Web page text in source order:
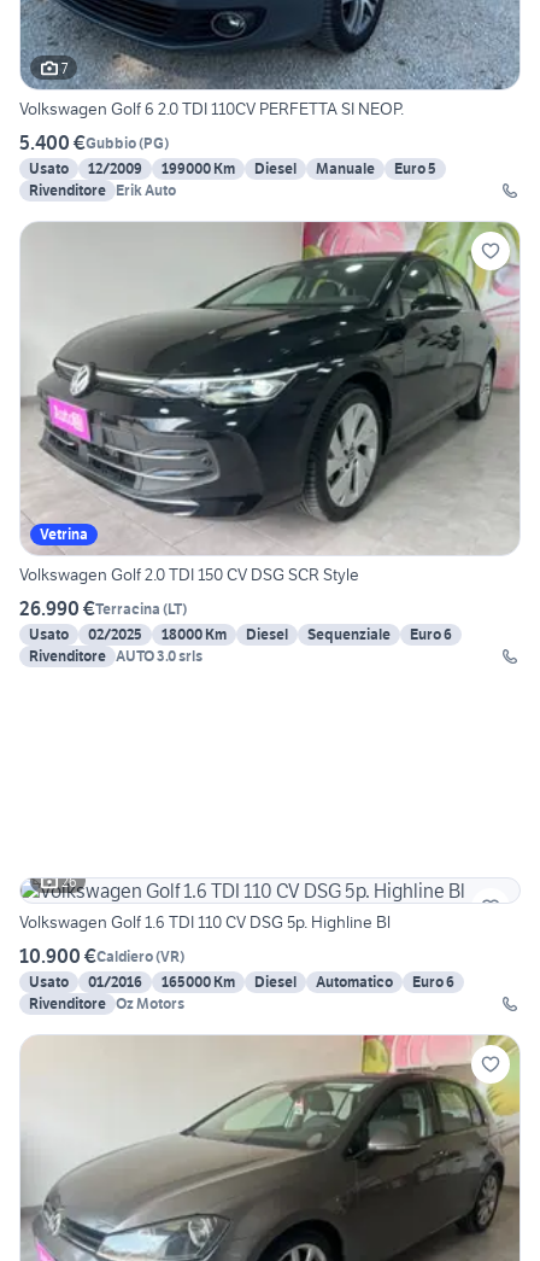
7
Volkswagen Golf 6 2.0 TDI 110CV PERFETTA SI NEOP.
5.400 €Gubbio(PG)
Usato
12/2009 199000 Km Diesel Manuale
Euro 5
Rivenditore Erik Auto
Vetrina
Volkswagen Golf 2.0 TDI 150 CV DSG SCR Style
26.990 €Terracina (LT)
Usato
02/2025 18000 Km Diesel Sequenziale
Euro 6
Rivenditore AUTO 3.0 srls
26
Volkswagen Golf 1.6 TDI 110 CV DSG 5p. Highline Bl
10.900 €Caldiero(VR)
Usato
01/2016 165000 Km Diesel Automatico
Euro 6
Rivenditore Oz Motors